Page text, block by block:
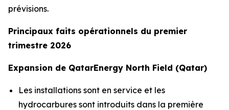
prévisions.
Principaux faits opérationnels du premier
trimestre 2026
Expansion de QatarEnergy North Field (Qatar)
Les installations sont en service et les
hydrocarbures sont introduits dans la première